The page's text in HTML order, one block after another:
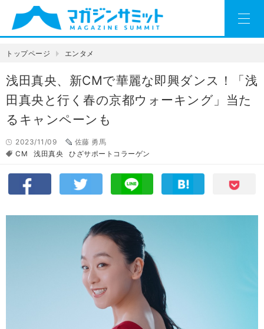
トップページ エンタメ
浅田真央、新CMで華麗な即興ダンス！「浅
田真央と行く春の京都ウォーキング」当た
るキャンペーンも
2023/11/09
佐藤 勇馬
CM
浅田真央 ひざサポートコラーゲン